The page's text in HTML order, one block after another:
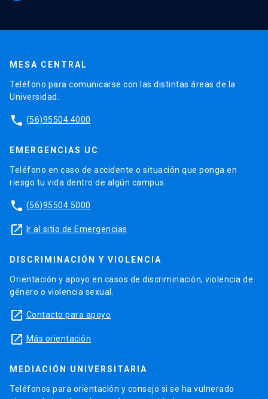
MESA CENTRAL
Teléfono para comunicarse con las distintas áreas de la
Universidad.
phone (56)95504 4000
EMERGENCIAS UC
Teléfono en caso de accidente o situación que ponga en
riesgo tu vida dentro de algún campus.
phone (56)95504 5000
launch Ir al sitio de Emergencias
DISCRIMINACIÓN Y VIOLENCIA
Orientación y apoyo en casos de discriminación, violencia de
género o violencia sexual.
launch Contacto para apoyo
launch Más orientación
MEDIACIÓN UNIVERSITARIA
Teléfonos para orientación y consejo si se ha vulnerado